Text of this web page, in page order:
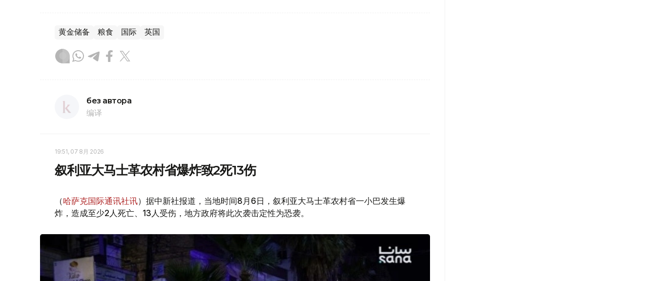
黄金储备 粮食 国际 英国
без автора
编译
19:51, 07 8月 2026
叙利亚大马士革农村省爆炸致2死13伤
（哈萨克国际通讯社讯）据中新社报道，当地时间8月6日，叙利亚大马士革农村省一小巴发生爆
炸，造成至少2人死亡、13人受伤，地方政府将此次袭击定性为恐袭。